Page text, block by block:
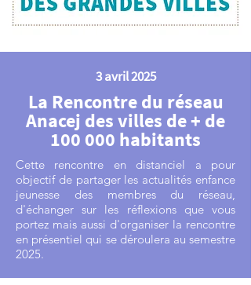
3 avril 2025
La Rencontre du réseau
Anacej des villes de + de
100 000 habitants
Cette rencontre en distanciel a pour
objectif de partager les actualités enfance
jeunesse des membres du réseau,
d'échanger sur les réflexions que vous
portez mais aussi d'organiser la rencontre
en présentiel qui se déroulera au semestre
2025.